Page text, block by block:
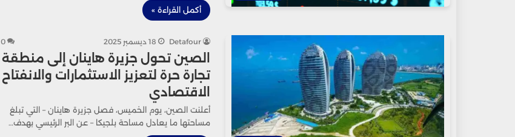
أكمل القراءة »
Detafour 18 ديسمبر 2025 0
الصين تحول جزيرة هاينان إلى منطقة
تجارة حرة لتعزيز الاستثمارات والانفتاح
الاقتصادي
أعلنت الصين، يوم الخميس، فصل جزيرة هاينان – التي تبلغ
مساحتها ما يعادل مساحة بلجيكا – عن البر الرئيسي بهدف…